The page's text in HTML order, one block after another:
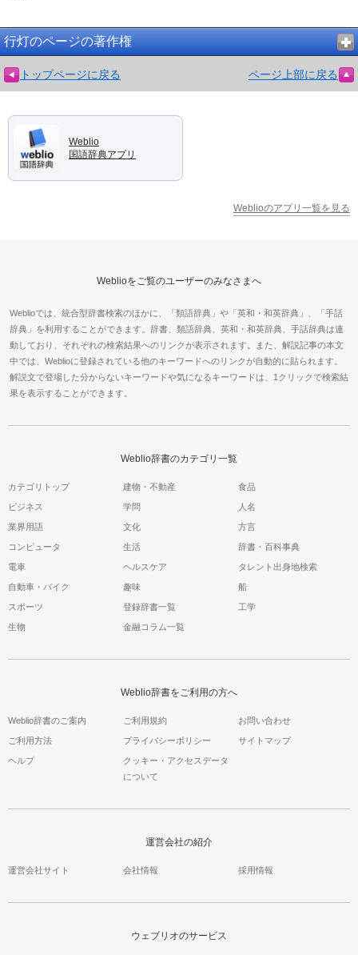
行灯のページの著作権
トップページに戻る ページ上部に戻る
Weblio
国語辞典アプリ
Weblioのアプリ一覧を見る
Weblioをご覧のユーザーのみなさまへ
Weblioでは、統合型辞書検索のほかに、「類語辞典」や「英和・和英辞典」、「手話
辞典」を利用することができます。辞書、類語辞典、英和・和英辞典、手話辞典は連
動しており、それぞれの検索結果へのリンクが表示されます。また、解説記事の本文
中では、Weblioに登録されている他のキーワードへのリンクが自動的に貼られます。
解説文で登場した分からないキーワードや気になるキーワードは、1クリックで検索結
果を表示することができます。
Weblio辞書のカテゴリ一覧
カテゴリトップ 建物・不動産 食品
ビジネス 学問 人名
業界用語 文化 方言
コンピュータ 生活 辞書・百科事典
電車 ヘルスケア タレント出身地検索
自動車・バイク 趣味 船
スポーツ 登録辞書一覧 工学
生物 金融コラム一覧
Weblio辞書をご利用の方へ
Weblio辞書のご案内 ご利用規約 お問い合わせ
ご利用方法 プライバシーポリシー サイトマップ
ヘルプ
クッキー・アクセスデータ
について
運営会社の紹介
運営会社サイト 会社情報 採用情報
ウェブリオのサービス